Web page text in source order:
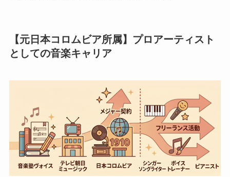
【元日本コロムビア所属】プロアーティスト
としての音楽キャリア